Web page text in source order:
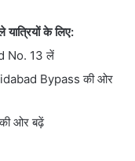
यात्रियों के लिए:
No. 13 लें
Bypass की ओर
ओर बढ़ें